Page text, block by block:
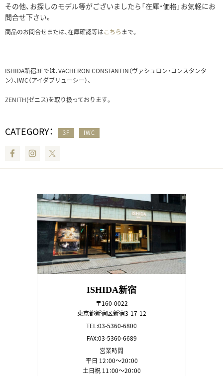
その他、お探しのモデル等がございましたら「在庫・価格」お気軽にお
問合せ下さい。
商品のお問合せまたは、在庫確認等はこちら まで。
ISHIDA新宿3Fでは、VACHERON CONSTANTIN（ヴァシュロン・コンスタンタ
ン）、IWC（アイダブリューシー）、
ZENITH(ゼニス)を取り扱っております。
CATEGORY： 3F IWC
FacebookInstagram
ISHIDA新宿
〒160-0022
東京都新宿区新宿3-17-12
TEL:03-5360-6800
FAX:03-5360-6689
営業時間
平日 12：00～20：00
土日祝 11：00～20：00